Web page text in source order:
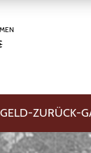
GELD-ZURÜCK-